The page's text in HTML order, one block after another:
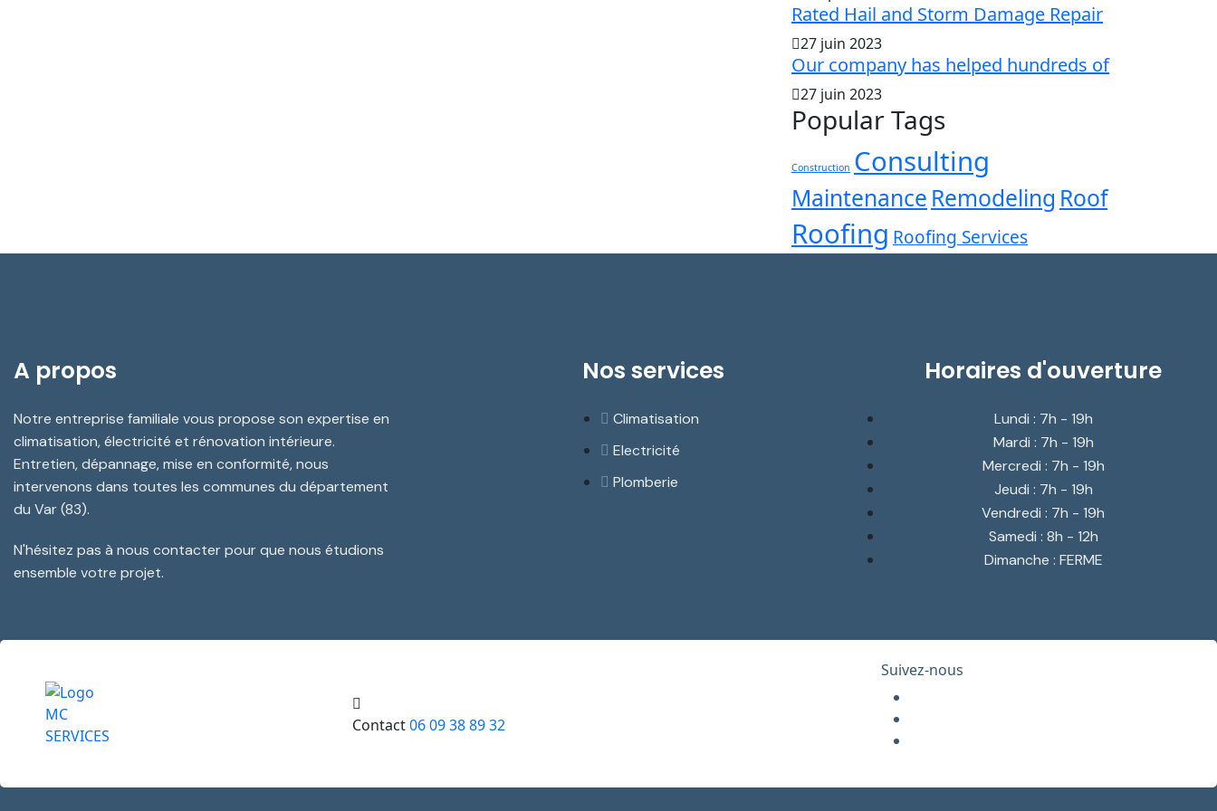
Rated Hail and Storm Damage Repair
27 juin 2023
Our company has helped hundreds of
27 juin 2023
Popular Tags
Construction Consulting
Maintenance Remodeling Roof
Roofing Roofing Services
A propos
Notre entreprise familiale vous propose son expertise en
climatisation, électricité et rénovation intérieure.
Entretien, dépannage, mise en conformité, nous
intervenons dans toutes les communes du département
du Var (83).
N'hésitez pas à nous contacter pour que nous étudions
ensemble votre projet.
Nos services
Climatisation
Electricité
Plomberie
Horaires d'ouverture
Lundi : 7h - 19h
Mardi : 7h - 19h
Mercredi : 7h - 19h
Jeudi : 7h - 19h
Vendredi : 7h - 19h
Samedi : 8h - 12h
Dimanche : FERME
Contact 06 09 38 89 32
Suivez-nous